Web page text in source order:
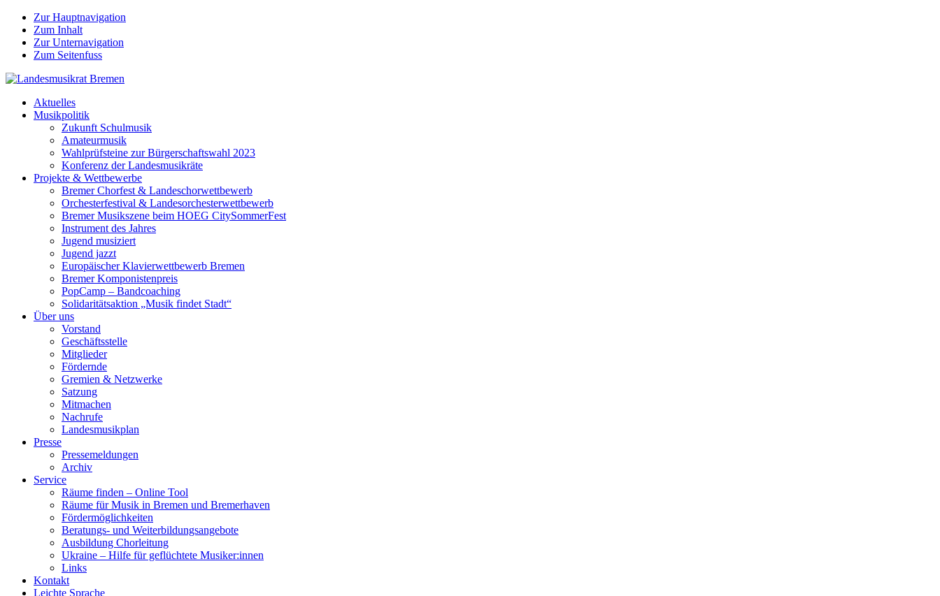
Zur Hauptnavigation
Zum Inhalt
Zur Unternavigation
Zum Seitenfuss
Aktuelles
Musikpolitik
Zukunft Schulmusik
Amateurmusik
Wahlprüfsteine zur Bürgerschaftswahl 2023
Konferenz der Landesmusikräte
Projekte & Wettbewerbe
Bremer Chorfest & Landeschorwettbewerb
Orchesterfestival & Landesorchesterwettbewerb
Bremer Musikszene beim HOEG CitySommerFest
Instrument des Jahres
Jugend musiziert
Jugend jazzt
Europäischer Klavierwettbewerb Bremen
Bremer Komponistenpreis
PopCamp – Bandcoaching
Solidaritätsaktion „Musik findet Stadt“
Über uns
Vorstand
Geschäftsstelle
Mitglieder
Fördernde
Gremien & Netzwerke
Satzung
Mitmachen
Nachrufe
Landesmusikplan
Presse
Pressemeldungen
Archiv
Service
Räume finden – Online Tool
Räume für Musik in Bremen und Bremerhaven
Fördermöglichkeiten
Beratungs- und Weiterbildungsangebote
Ausbildung Chorleitung
Ukraine – Hilfe für geflüchtete Musiker:innen
Links
Kontakt
Leichte Sprache